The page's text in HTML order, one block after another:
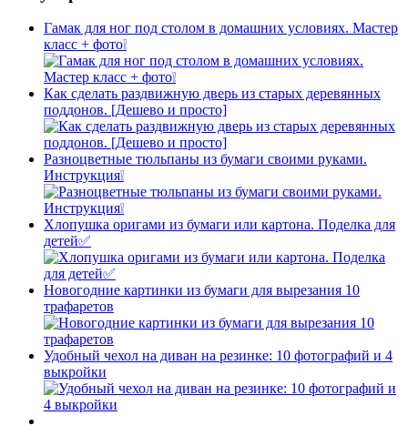
Гамак для ног под столом в домашних условиях. Мастер
класс + фото❕
Как сделать раздвижную дверь из старых деревянных
поддонов. [Дешево и просто]
Разноцветные тюльпаны из бумаги своими руками.
Инструкция❕
Хлопушка оригами из бумаги или картона. Поделка для
детей✅
Новогодние картинки из бумаги для вырезания 10
трафаретов
Удобный чехол на диван на резинке: 10 фотографий и 4
выкройки